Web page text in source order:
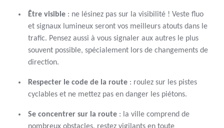
Être visible : ne lésinez pas sur la visibilité ! Veste fluo
et signaux lumineux seront vos meilleurs atouts dans le
trafic. Pensez aussi à vous signaler aux autres le plus
souvent possible, spécialement lors de changements de
direction.
Respecter le code de la route : roulez sur les pistes
cyclables et ne mettez pas en danger les piétons.
Se concentrer sur la route : la ville comprend de